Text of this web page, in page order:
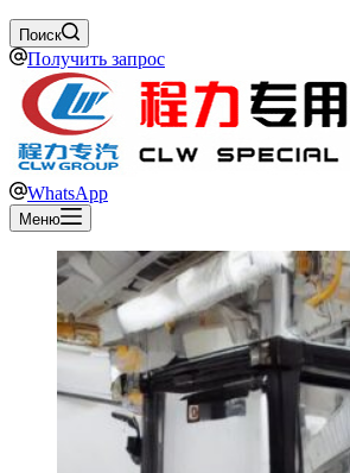
Поиск
Получить запрос
WhatsApp
Меню